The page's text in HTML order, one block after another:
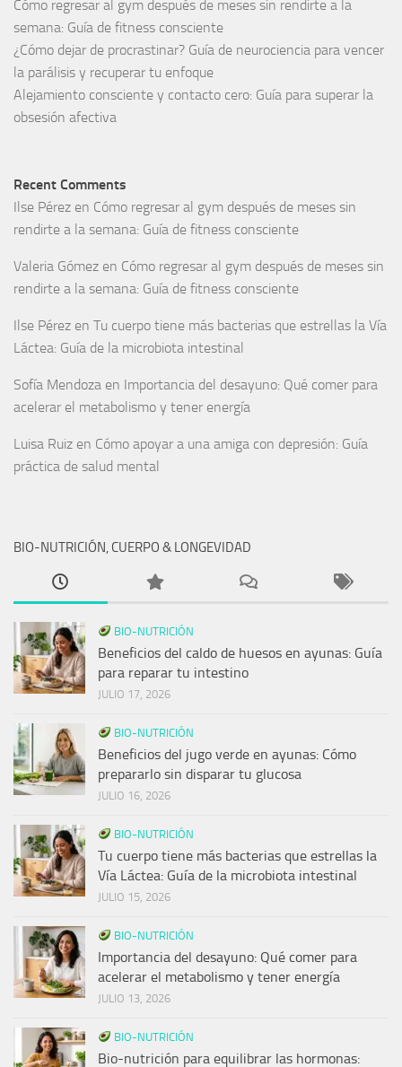
Cómo regresar al gym después de meses sin rendirte a la
semana: Guía de fitness consciente
¿Cómo dejar de procrastinar? Guía de neurociencia para vencer
la parálisis y recuperar tu enfoque
Alejamiento consciente y contacto cero: Guía para superar la
obsesión afectiva
Recent Comments
Ilse Pérez en Cómo regresar al gym después de meses sin
rendirte a la semana: Guía de fitness consciente
Valeria Gómez en Cómo regresar al gym después de meses sin
rendirte a la semana: Guía de fitness consciente
Ilse Pérez en Tu cuerpo tiene más bacterias que estrellas la Vía
Láctea: Guía de la microbiota intestinal
Sofía Mendoza en Importancia del desayuno: Qué comer para
acelerar el metabolismo y tener energía
Luisa Ruiz en Cómo apoyar a una amiga con depresión: Guía
práctica de salud mental
BIO-NUTRICIÓN, CUERPO & LONGEVIDAD
BIO-NUTRICIÓN
Beneficios del caldo de huesos en ayunas: Guía
para reparar tu intestino
JULIO 17, 2026
BIO-NUTRICIÓN
Beneficios del jugo verde en ayunas: Cómo
prepararlo sin disparar tu glucosa
JULIO 16, 2026
BIO-NUTRICIÓN
Tu cuerpo tiene más bacterias que estrellas la
Vía Láctea: Guía de la microbiota intestinal
JULIO 15, 2026
BIO-NUTRICIÓN
Importancia del desayuno: Qué comer para
acelerar el metabolismo y tener energía
JULIO 13, 2026
BIO-NUTRICIÓN
Bio-nutrición para equilibrar las hormonas: